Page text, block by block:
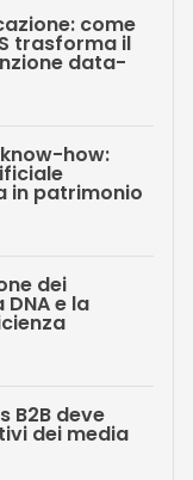
come
trasforma il
data-
how:
in patrimonio
dei
e la
B2B deve
dei media